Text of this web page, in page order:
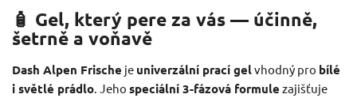
🧴 Gel, který pere za vás — účinně,
šetrně a voňavě
Dash Alpen Frische je univerzální prací gelvhodný pro bílé
i světlé prádlo . Jeho speciální 3-fázová formule zajišťuje